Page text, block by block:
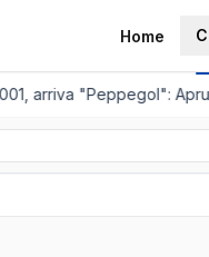
Home
arriva "Peppegol":